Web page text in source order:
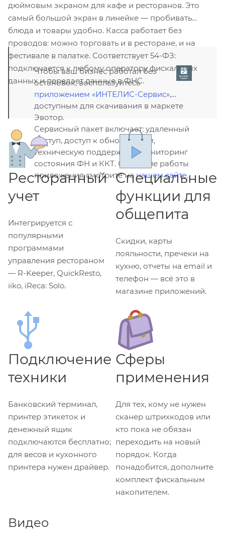
дюймовым экраном для кафе и ресторанов. Это
самый большой экран в линейке — пробивать
блюда и товары удобно. Касса работает без
проводов: можно торговать и в ресторане, и на
фестивале в палатке. Соответствует 54-ФЗ:
подключается к любому оператору фискальных
данных и передает данные в ФНС.
Чтобы ваш бизнес работал без
остановок, воспользуйтесь
приложением «ИНТЕЛИС-Сервис»,
доступным для скачивания в маркете
Эвотор.
Сервисный пакет включает: удаленный
доступ, доступ к обновлениям,
техническую поддержку и мониторинг
состояния ФН и ККТ. Описание работы
приложения смотрите на нашем сайте.
Ресторанный
учет
Интегрируется с
популярными
программами
управления рестораном
— R-Keeper, QuickResto,
iiko, iReca: Solo.
Специальные
функции для
общепита
Скидки, карты
лояльности, пречеки на
кухню, отчеты на email и
телефон — всё это в
магазине приложений.
Подключение
техники
Банковский терминал,
принтер этикеток и
денежный ящик
подключаются бесплатно;
для весов и кухонного
принтера нужен драйвер.
Сферы
применения
Для тех, кому не нужен
сканер штрихкодов или
кто пока не обязан
переходить на новый
порядок. Когда
понадобится, дополните
комплект фискальным
накопителем.
Видео